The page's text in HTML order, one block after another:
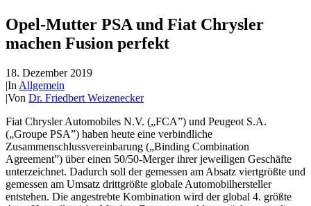
Opel-Mutter PSA und Fiat Chrysler
machen Fusion perfekt
18. Dezember 2019
|In Allgemein
|Von Dr. Friedbert Weizenecker
Fiat Chrysler Automobiles N.V. („FCA”) und Peugeot S.A.
(„Groupe PSA”) haben heute eine verbindliche
Zusammenschlussvereinbarung („Binding Combination
Agreement”) über einen 50/50-Merger ihrer jeweiligen Geschäfte
unterzeichnet. Dadurch soll der gemessen am Absatz viertgrößte und
gemessen am Umsatz drittgrößte globale Automobilhersteller
entstehen. Die angestrebte Kombination wird der global 4. größte